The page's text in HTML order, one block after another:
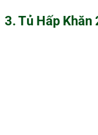
3. Tủ Hấp Khăn